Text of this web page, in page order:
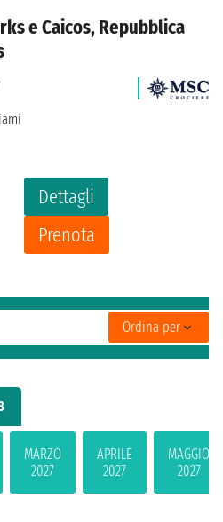
MARZO
2027
APRILE
2027
MAGGIO
2027
e Caicos, Repubblica
Dettagli
Prenota
Ordina per